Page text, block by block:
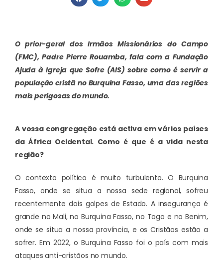
O prior-geral dos Irmãos Missionários do Campo
(FMC), Padre Pierre Rouamba, fala com a Fundação
Ajuda à Igreja que Sofre (AIS) sobre como é servir a
população cristã no Burquina Fasso, uma das regiões
mais perigosas do mundo.
A vossa congregação está activa em vários países
da África Ocidental. Como é que é a vida nesta
região?
O contexto político é muito turbulento. O Burquina
Fasso, onde se situa a nossa sede regional, sofreu
recentemente dois golpes de Estado. A insegurança é
grande no Mali, no Burquina Fasso, no Togo e no Benim,
onde se situa a nossa província, e os Cristãos estão a
sofrer. Em 2022, o Burquina Fasso foi o país com mais
ataques anti-cristãos no mundo.